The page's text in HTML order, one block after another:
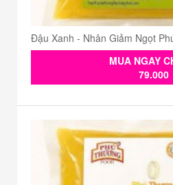
Đậu Xanh - Nhân Giảm Ngọt
MUA NGAY
79.000